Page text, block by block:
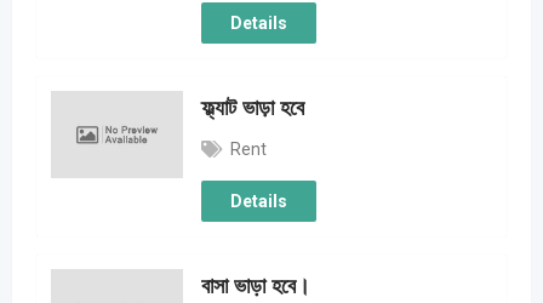
Details
ফ্ল্যাট ভাড়া হবে
Rent
Details
বাসা ভাড়া হবে।